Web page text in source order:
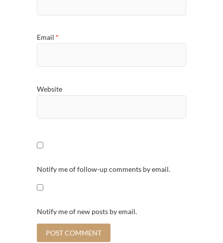
Email *
Website
Notify me of follow-up comments by email.
Notify me of new posts by email.